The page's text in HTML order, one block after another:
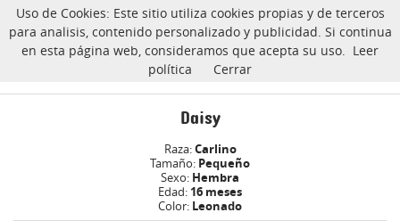
CarlinoSOS
Daisy carlino Adoptado
Daisy
Raza:Carlino
Tamaño: Pequeño
Sexo: Hembra
Edad: 16 meses
Color: Leonado
Uso de Cookies: Este sitio utiliza cookies propias y de terceros
para analisis, contenido personalizado y publicidad. Si continua
en esta página web, consideramos que acepta su uso. Leer
política
Cerrar